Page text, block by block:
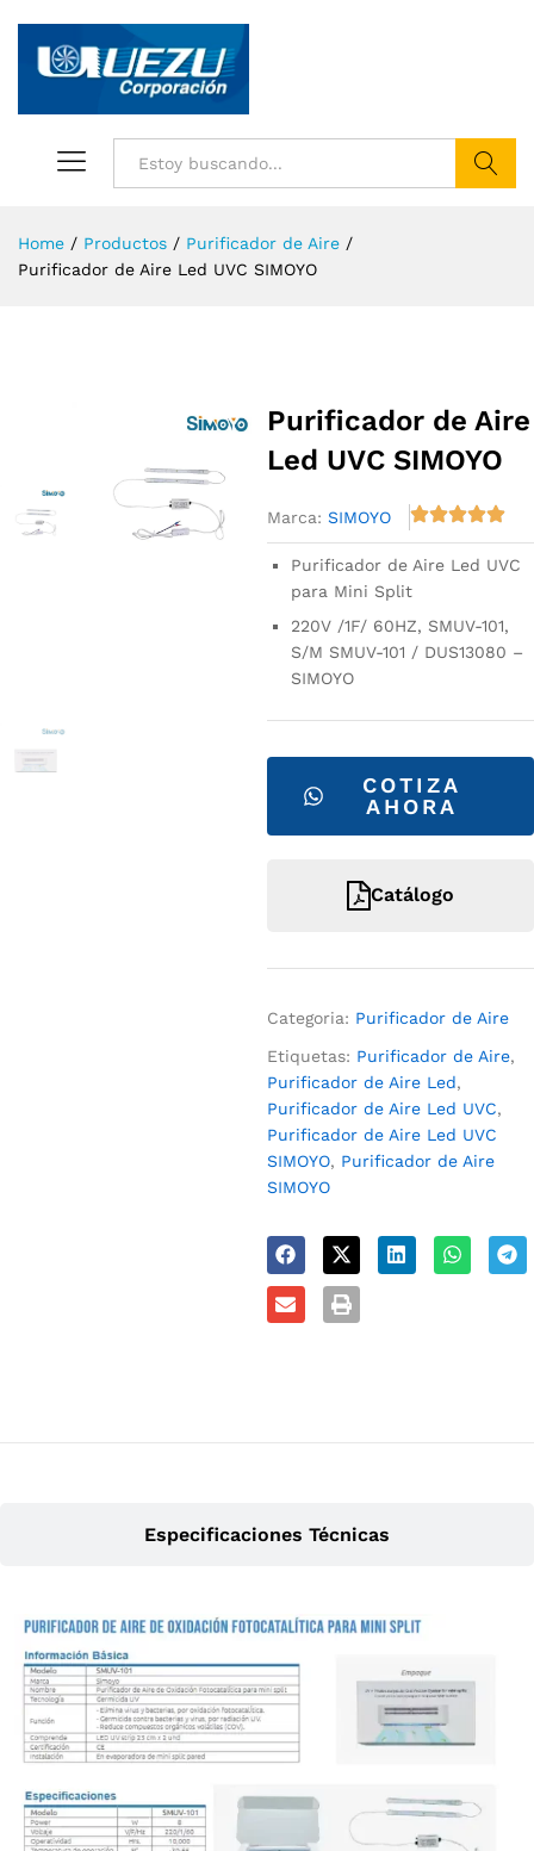
Home / Productos / Purificador de Aire /
Purificador de Aire Led UVC SIMOYO
Purificador de Aire
Led UVC SIMOYO
Marca: SIMOYO
Purificador de Aire Led UVC
para Mini Split
220V /1F/ 60HZ, SMUV-101,
S/M SMUV-101 / DUS13080 –
SIMOYO
COTIZA
AHORA
Catálogo
Categoria: Purificador de Aire
Etiquetas: Purificador de Aire,
Purificador de Aire Led,
Purificador de Aire Led UVC,
Purificador de Aire Led UVC
SIMOYO, Purificador de Aire
SIMOYO
Especificaciones Técnicas